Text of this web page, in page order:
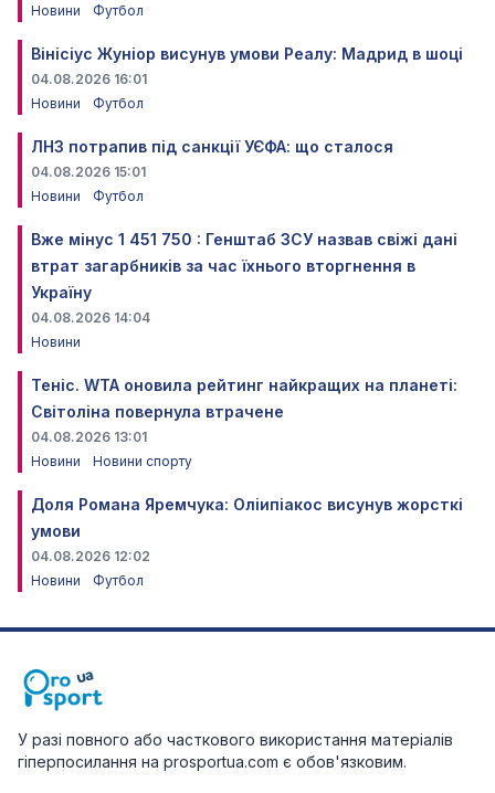
Новини
Футбол
Вінісіус Жуніор висунув умови Реалу: Мадрид в шоці
04.08.2026 16:01
Новини
Футбол
ЛНЗ потрапив під санкції УЄФА: що сталося
04.08.2026 15:01
Новини
Футбол
Вже мінус 1 451 750 : Генштаб ЗСУ назвав свіжі дані
втрат загарбників за час їхнього вторгнення в
Україну
04.08.2026 14:04
Новини
Теніс. WTA оновила рейтинг найкращих на планеті:
Світоліна повернула втрачене
04.08.2026 13:01
Новини
Новини спорту
Доля Романа Яремчука: Оліипіакос висунув жорсткі
умови
04.08.2026 12:02
Новини
Футбол
У разі повного або часткового використання матеріалів
гіперпосилання на prosportua.com є обов'язковим.